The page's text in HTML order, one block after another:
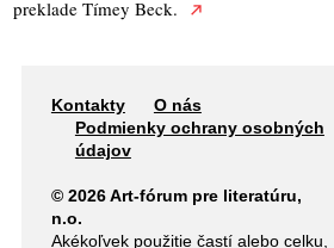
preklade Tímey Beck.
Kontakty
O nás
Podmienky ochrany osobných
údajov
© 2026 Art-fórum pre literatúru,
n.o.
Akékoľvek použitie častí alebo celku,